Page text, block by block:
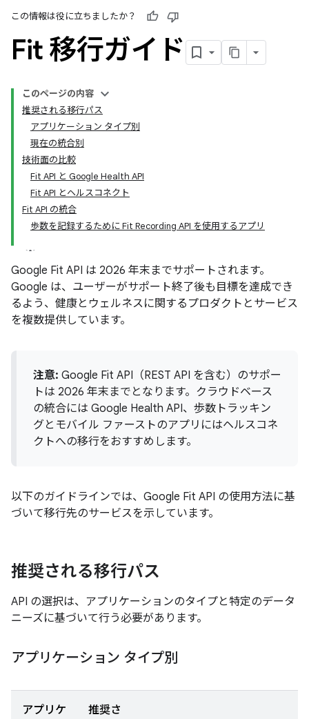
この情報は役に立ちましたか？
Fit 移行ガイド
このページの内容
推奨される移行パス
アプリケーション タイプ別
現在の統合別
技術面の比較
Fit API と Google Health API
Fit API とヘルスコネクト
Fit API の統合
歩数を記録するために Fit Recording API を使用するアプリ
Google Fit API は 2026 年末までサポートされます。
Google は、ユーザーがサポート終了後も目標を達成でき
るよう、健康とウェルネスに関するプロダクトとサービス
を複数提供しています。
注意: Google Fit API（REST API を含む）のサポー
トは 2026 年末までとなります。クラウドベース
の統合には Google Health API、歩数トラッキン
グとモバイル ファーストのアプリにはヘルスコネ
クトへの移行をおすすめします。
以下のガイドラインでは、Google Fit API の使用方法に基
づいて移行先のサービスを示しています。
推奨される移行パス
API の選択は、アプリケーションのタイプと特定のデータ
ニーズに基づいて行う必要があります。
アプリケーション タイプ別
アプリケ
推奨さ